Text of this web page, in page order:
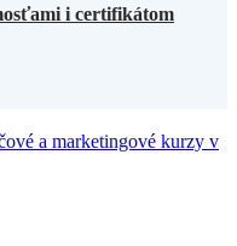
i certifikátom